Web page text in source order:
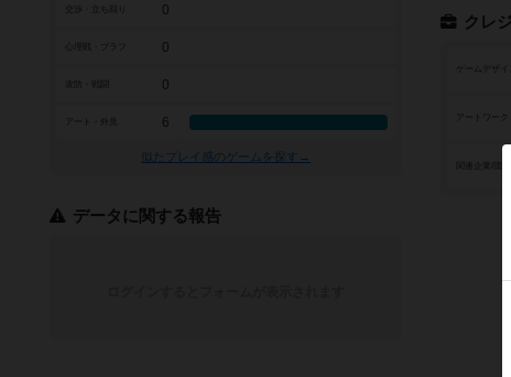
クレ
アートワーク
0
0
0
アート・外見 6
似たプレイ感のゲームを探す→
データに関する報告